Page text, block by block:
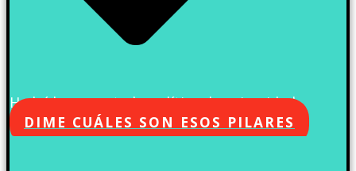
He leído y acepto la política de privacidad
DIME CUÁLES SON ESOS PILARES